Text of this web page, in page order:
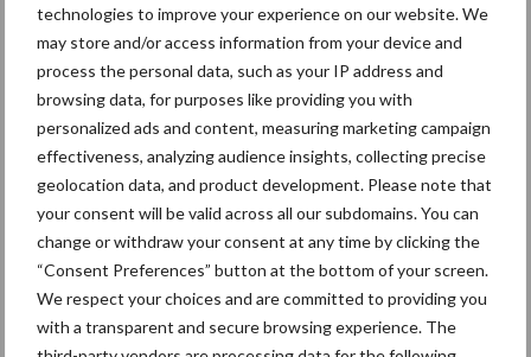
technologies to improve your experience on our website. We
may store and/or access information from your device and
process the personal data, such as your IP address and
browsing data, for purposes like providing you with
personalized ads and content, measuring marketing campaign
effectiveness, analyzing audience insights, collecting precise
geolocation data, and product development. Please note that
your consent will be valid across all our subdomains. You can
change or withdraw your consent at any time by clicking the
“Consent Preferences” button at the bottom of your screen.
We respect your choices and are committed to providing you
with a transparent and secure browsing experience. The
markt
Themapagina's
Diergezondheid Bemesting Fokkerij
Bedrijfsnieuws
Ligbox &